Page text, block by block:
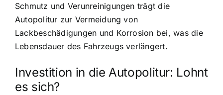
Schmutz und Verunreinigungen trägt die
Autopolitur zur Vermeidung von
Lackbeschädigungen und Korrosion bei, was die
Lebensdauer des Fahrzeugs verlängert.
Investition in die Autopolitur: Lohnt
es sich?